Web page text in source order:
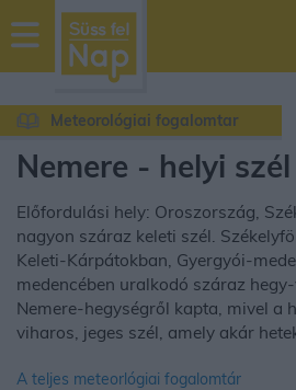
sussfelnap.hu
időjárás
Meteorológiai fogalomtar
Nemere - helyi
Előfordulási hely: Oroszország,
nagyon száraz keleti szél.
Keleti-Kárpátokban, Gyergyói-
medencében uralkodó száraz
Nemere-hegységről kapta, mivel a
viharos, jeges szél, amely akár
A teljes meteorlógiai fogalomtár